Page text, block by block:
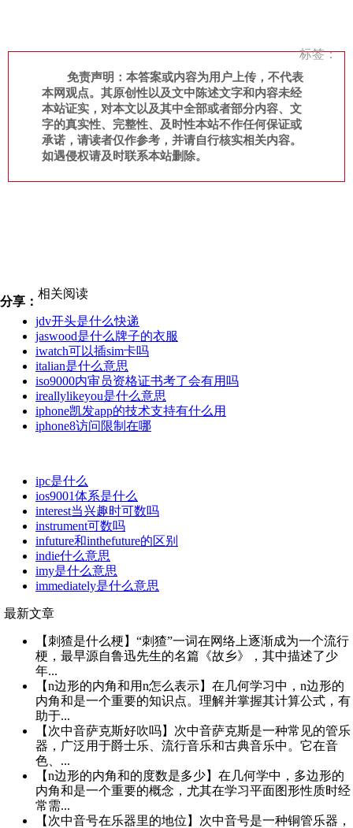
标签：
免责声明：本答案或内容为用户上传，不代表
本网观点。其原创性以及文中陈述文字和内容未经
本站证实，对本文以及其中全部或者部分内容、文
字的真实性、完整性、及时性本站不作任何保证或
承诺，请读者仅作参考，并请自行核实相关内容。
如遇侵权请及时联系本站删除。
分享：
相关阅读
jdv开头是什么快递
jaswood是什么牌子的衣服
iwatch可以插sim卡吗
italian是什么意思
iso9000内审员资格证书考了会有用吗
ireallylikeyou是什么意思
iphone凯发app的技术支持有什么用
iphone8访问限制在哪
ipc是什么
ios9001体系是什么
interest当兴趣时可数吗
instrument可数吗
infuture和inthefuture的区别
indie什么意思
imy是什么意思
immediately是什么意思
最新文章
【刺猹是什么梗】“刺猹”一词在网络上逐渐成为一个流行
梗，最早源自鲁迅先生的名篇《故乡》，其中描述了少
年...
【n边形的内角和用n怎么表示】在几何学习中，n边形的
内角和是一个重要的知识点。理解并掌握其计算公式，有
助于...
【次中音萨克斯好吹吗】次中音萨克斯是一种常见的管乐
器，广泛用于爵士乐、流行音乐和古典音乐中。它在音
色、...
【n边形的内角和的度数是多少】在几何学中，多边形的
内角和是一个重要的概念，尤其在学习平面图形性质时经
常需...
【次中音号在乐器里的地位】次中音号是一种铜管乐器，